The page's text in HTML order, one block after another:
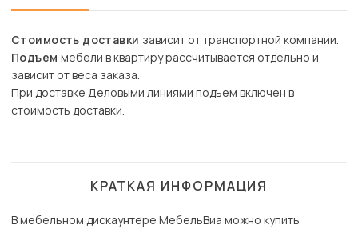
Стоимость доставки зависит от транспортной компании.
Подъем мебели в квартиру рассчитывается отдельно и
зависит от веса заказа.
При доставке Деловыми линиями подъем включен в
стоимость доставки.
КРАТКАЯ ИНФОРМАЦИЯ
В мебельном дискаунтере МебельВиа можно купить